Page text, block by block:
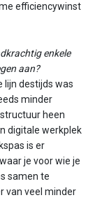
efficiencywinst
enkele
aan?
lijn destijds was
minder
heen
digitale werkplek
is er
je voor wie je
samen te
van veel minder